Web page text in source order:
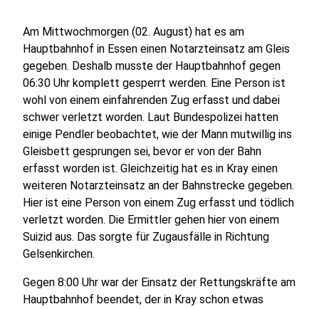
Am Mittwochmorgen (02. August) hat es am
Hauptbahnhof in Essen einen Notarzteinsatz am Gleis
gegeben. Deshalb musste der Hauptbahnhof gegen
06:30 Uhr komplett gesperrt werden. Eine Person ist
wohl von einem einfahrenden Zug erfasst und dabei
schwer verletzt worden. Laut Bundespolizei hatten
einige Pendler beobachtet, wie der Mann mutwillig ins
Gleisbett gesprungen sei, bevor er von der Bahn
erfasst worden ist. Gleichzeitig hat es in Kray einen
weiteren Notarzteinsatz an der Bahnstrecke gegeben.
Hier ist eine Person von einem Zug erfasst und tödlich
verletzt worden. Die Ermittler gehen hier von einem
Suizid aus. Das sorgte für Zugausfälle in Richtung
Gelsenkirchen.
Gegen 8:00 Uhr war der Einsatz der Rettungskräfte am
Hauptbahnhof beendet, der in Kray schon etwas